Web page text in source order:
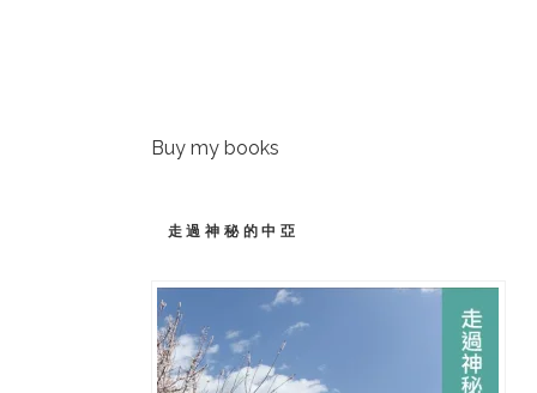
Buy my books
走過神秘的中亞